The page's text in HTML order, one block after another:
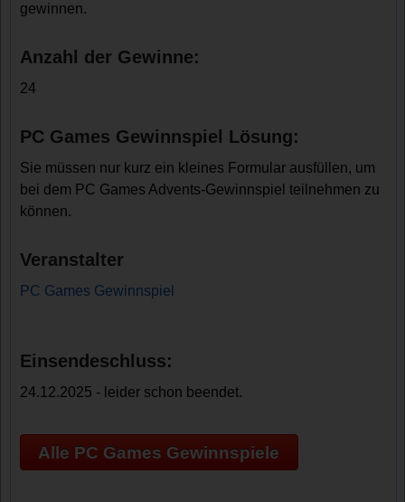
gewinnen.
Anzahl der Gewinne:
24
PC Games Gewinnspiel Lösung:
Sie müssen nur kurz ein kleines Formular ausfüllen, um
bei dem PC Games Advents-Gewinnspiel teilnehmen zu
können.
Veranstalter
PC Games Gewinnspiel
Einsendeschluss:
24.12.2025 - leider schon beendet.
Alle PC Games Gewinnspiele